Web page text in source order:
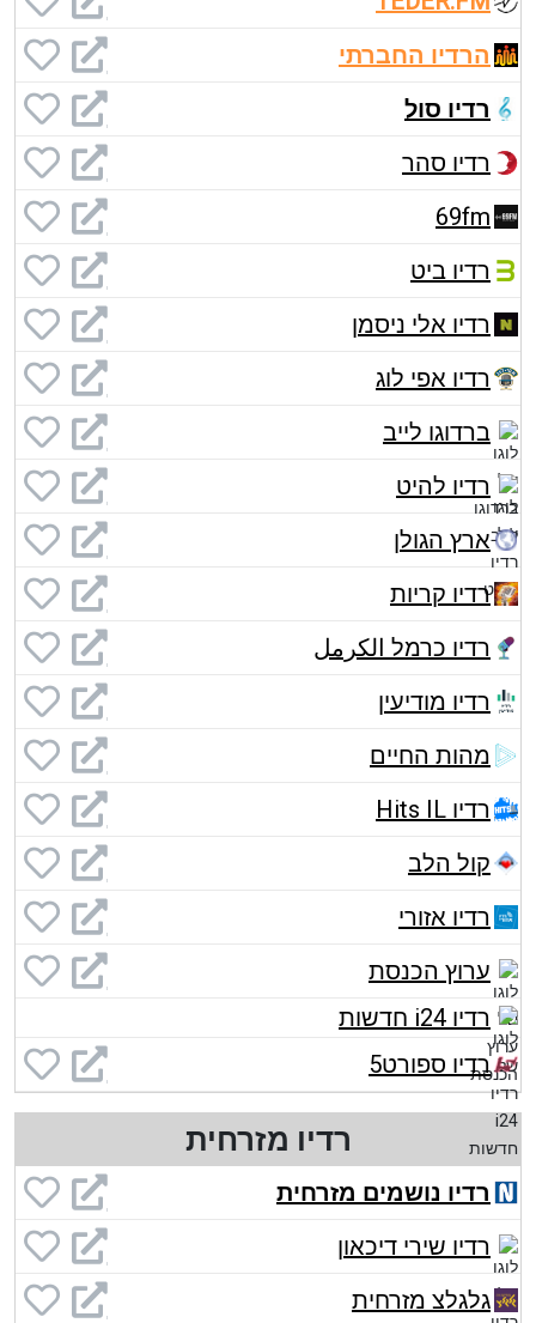
הרדיו החברתי
רדיו סול
רדיו סהר
69fm
רדיו ביט
רדיו אלי ניסמן
רדיו אפי לוג
ברדוגו לייב
רדיו להיט
ארץ הגולן
רדיו קריות
רדיו כרמל الكرمل
רדיו מודיעין
מהות החיים
רדיו Hits IL
קול הלב
רדיו אזורי
ערוץ הכנסת
רדיו i24 חדשות
רדיו ספורט5
רדיו מזרחית
רדיו נושמים מזרחית
רדיו שירי דיכאון
גלגלצ מזרחית